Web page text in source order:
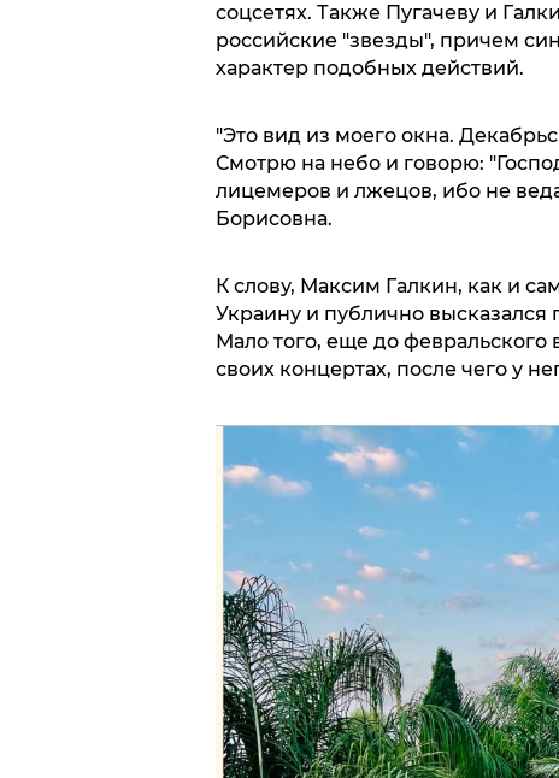
соцсетях. Также Пугачеву и
российские "звезды", причем
характер подобных действий.
"Это вид из моего окна.
Смотрю на небо и говорю:
лицемеров и лжецов, ибо не
Борисовна.
К слову, Максим Галкин, как и
Украину и публично высказался
Мало того, еще до
своих концертах, после чего у